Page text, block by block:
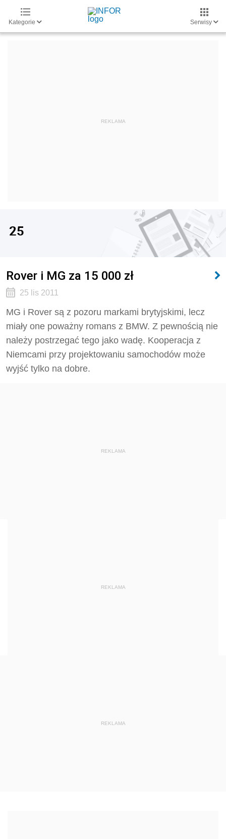
Kategorie Serwisy
25
Rover i MG za 15 000 zł
25 lis 2011
MG i Rover są z pozoru markami brytyjskimi, lecz
miały one poważny romans z BMW. Z pewnością nie
należy postrzegać tego jako wadę. Kooperacja z
Niemcami przy projektowaniu samochodów może
wyjść tylko na dobre.
REKLAMA
REKLAMA
REKLAMA